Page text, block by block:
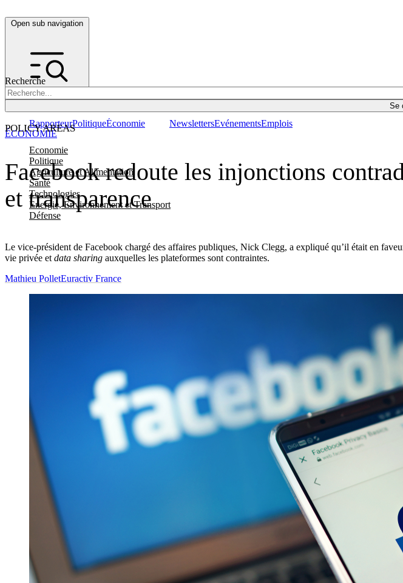
Open sub navigation
Recherche
Se
POLICY AREAS
Economie
Politique
Agriculture et Alimentation
Santé
Technologies
Energie, Environnement et Transport
Défense
RapporteurPolitiqueÉconomie NewslettersEvénementsEmplois
Facebook redoute les injonctions
et transparence
Le vice-président de Facebook chargé des affaires publiques, Nick Clegg, a expliqué qu’il était en
vie privée et data sharing auxquelles les plateformes sont contraintes.
ÉCONOMIE
Mathieu PolletEuractiv France